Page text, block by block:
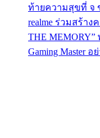
ท้ายความสุขที่ จ
realme ร่วมสร้าง
THE
Gaming Master อ